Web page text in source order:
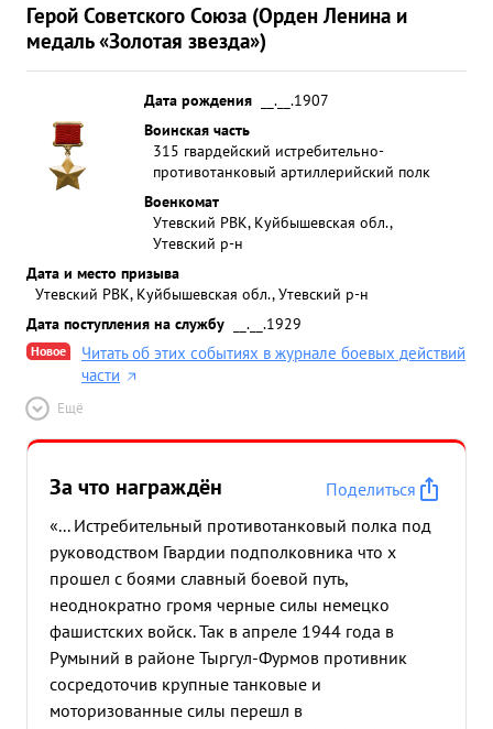
Герой Советского Союза (Орден Ленина и
медаль «Золотая звезда»)
Дата рождения
__.__.1907
Воинская часть
315 гвардейский истребительно-
противотанковый артиллерийский полк
Военкомат
Утевский РВК, Куйбышевская обл.,
Утевский р-н
Дата и место призыва
Утевский РВК, Куйбышевская обл., Утевский р-н
Дата поступления на службу
__.__.1929
Новое
Читать об этих событиях в журнале боевых действий
части
Ещё
За что награждён
Поделиться
«... Истребительный противотанковый полка под
руководством Гвардии подполковника что х
прошел с боями славный боевой путь,
неоднократно громя черные силы немецко
фашистских войск. Так в апреле 1944 года в
Румыний в районе Тыргул-Фурмов противник
сосредоточив крупные танковые и
моторизованные силы перешл в